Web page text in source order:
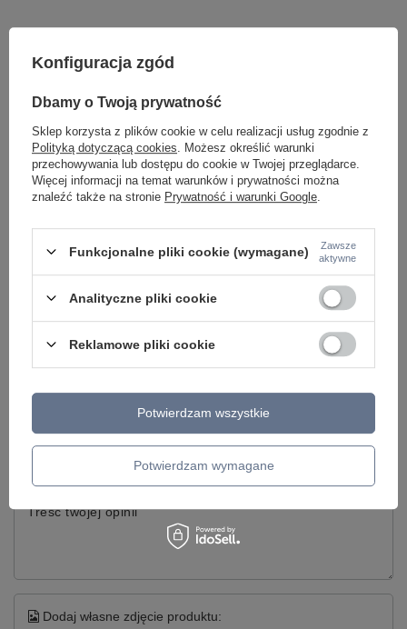
Potrzebujesz pomocy? Masz pytania lub
chcesz lepszą cenę?
Napisz do nas - doradzimy, odpowiemy
dopasowaną do Ciebie..
Model znajdziesz w kategoriach
Napisz swoją opinię
5/5
Treść twojej opinii
Dodaj własne zdjęcie produktu:
Konfiguracja zgód
Dbamy o Twoją prywatność
Sklep korzysta z plików cookie w celu realizacji usług zgodnie z
Polityką dotyczącą cookies . Możesz określić warunki
przechowywania lub dostępu do cookie w Twojej przeglądarce.
Więcej informacji na temat warunków i prywatności można
znaleźć także na stronie Prywatność i warunki Google
Funkcjonalne pliki cookie (wymagane)
Zawsze
aktywne
Analityczne pliki cookie
Reklamowe pliki cookie
Potwierdzam wymagane
Potwierdzam wszystkie